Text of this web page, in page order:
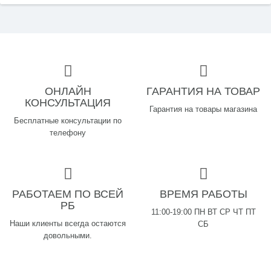
ОНЛАЙН
КОНСУЛЬТАЦИЯ
Бесплатные консультации по
телефону
ГАРАНТИЯ НА ТОВАР
Гарантия на товары магазина
РАБОТАЕМ ПО ВСЕЙ
РБ
Наши клиенты всегда остаются
довольными.
ВРЕМЯ РАБОТЫ
11:00-19:00 ПН ВТ СР ЧТ ПТ
СБ